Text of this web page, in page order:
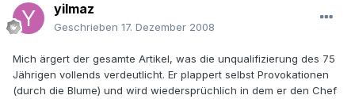
yilmaz
Geschrieben 17. Dezember 2008
Mich ärgert der gesamte Artikel, was die unqualifizierung des 75
Jährigen vollends verdeutlicht. Er plappert selbst Provokationen
(durch die Blume) und wird wiedersprüchlich in dem er den Chef